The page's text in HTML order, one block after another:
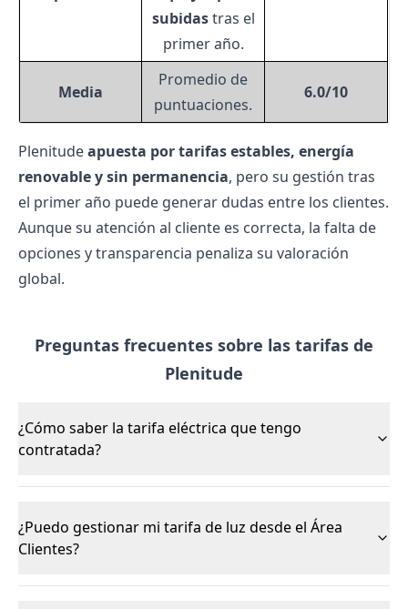
subidastras el
primer año.
Media
Promedio de
puntuaciones.
6.0/10
Plenitudeapuesta por tarifas estables, energía
renovable y sin permanencia, pero su gestión tras
el primer año puede generar dudas entre los clientes.
Aunque su atención al cliente es correcta, la falta de
opciones y transparencia penaliza su valoración
global.
Preguntas frecuentes sobre las tarifas de
Plenitude
¿Cómo saber la tarifa eléctrica que tengo
contratada?
¿Puedo gestionar mi tarifa de luz desde el Área
Clientes?